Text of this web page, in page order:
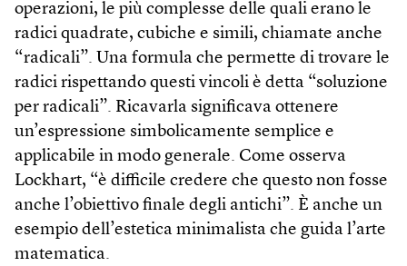
operazioni, le più complesse delle quali erano le
radici quadrate, cubiche e simili, chiamate anche
“radicali”. Una formula che permette di trovare le
radici rispettando questi vincoli è detta “soluzione
per radicali”. Ricavarla significava ottenere
un’espressione simbolicamente semplice e
applicabile in modo generale. Come osserva
Lockhart, “è difficile credere che questo non fosse
anche l’obiettivo finale degli antichi”. È anche un
esempio dell’estetica minimalista che guida l’arte
matematica.